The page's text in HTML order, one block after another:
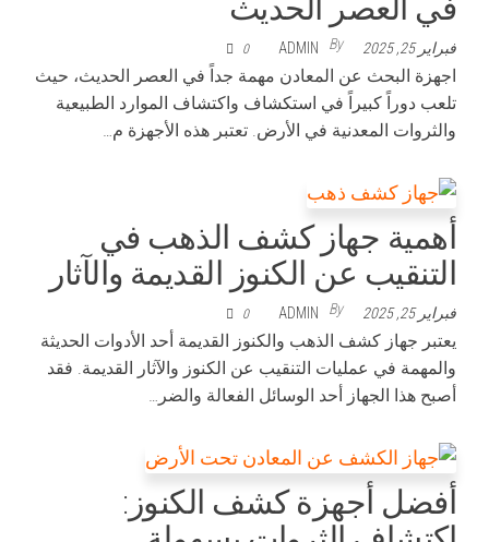
في العصر الحديث
فبراير 25, 2025 By
ADMIN
0
اجهزة البحث عن المعادن مهمة جداً في العصر الحديث، حيث
تلعب دوراً كبيراً في استكشاف واكتشاف الموارد الطبيعية
والثروات المعدنية في الأرض. تعتبر هذه الأجهزة م…
أهمية جهاز كشف الذهب في
التنقيب عن الكنوز القديمة والآثار
فبراير 25, 2025 By
ADMIN
0
يعتبر جهاز كشف الذهب والكنوز القديمة أحد الأدوات الحديثة
والمهمة في عمليات التنقيب عن الكنوز والآثار القديمة. فقد
أصبح هذا الجهاز أحد الوسائل الفعالة والضر…
أفضل أجهزة كشف الكنوز: